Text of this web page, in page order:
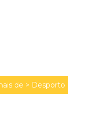
de > Desporto